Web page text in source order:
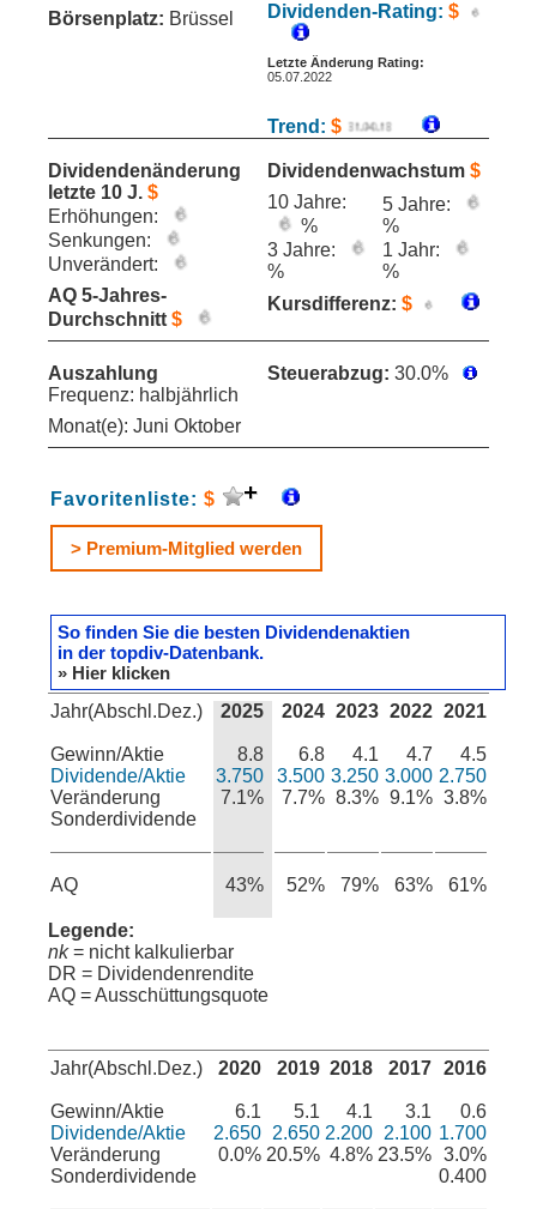
Börsenplatz: Brüssel Dividenden-Rating: $
Letzte Änderung Rating:
05.07.2022
Trend: $
Dividendenänderung
letzte 10 J. $
Erhöhungen:
Senkungen:
Unverändert:
AQ 5-Jahres-
Durchschnitt $
Dividendenwachstum $
10 Jahre:
%
5 Jahre:
%
3 Jahre:
%
1 Jahr:
%
Kursdifferenz: $
Auszahlung
Frequenz: halbjährlich
Monat(e): Juni Oktober
Steuerabzug: 30.0%
Favoritenliste: $
> Premium-Mitglied werden
So finden Sie die besten Dividendenaktien
in der topdiv-Datenbank.
» Hier klicken
Jahr(Abschl.Dez.)
Gewinn/Aktie
Dividende/Aktie
Veränderung
Sonderdividende
AQ
2025
8.8
3.750
7.1%
43%
2024
6.8
3.500
7.7%
52%
2023
4.1
3.250
8.3%
79%
2022
4.7
3.000
9.1%
63%
2021
4.5
2.750
3.8%
61%
Legende:
nk= nicht kalkulierbar
DR = Dividendenrendite
AQ = Ausschüttungsquote
Jahr(Abschl.Dez.)
Gewinn/Aktie
Dividende/Aktie
Veränderung
Sonderdividende
2020
6.1
2.650
0.0%
2019
5.1
2.650
20.5%
2018
4.1
2.200
4.8%
2017
3.1
2.100
23.5%
2016
0.6
1.700
3.0%
0.400